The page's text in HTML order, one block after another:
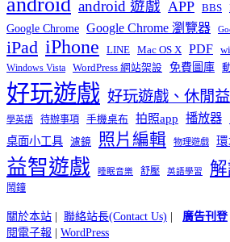
android 遊戲 APP BBS
Google Chrome Google Chrome 瀏覽器
iPad iPhone LINE Mac OS X PDF
Windows Vista WordPress 網站架設 免費圖庫
好玩遊戲 好玩遊戲、休閒
學英語 待辦事項 手機桌布 拍照app 播放器
桌面小工具 濾鏡 照片編輯 物理遊戲
益智遊戲 睡眠音樂 舒壓 英語學習
鬧鐘
關於本站 聯絡站長(Contact Us) 廣告刊登|
閱電子報
WordPress